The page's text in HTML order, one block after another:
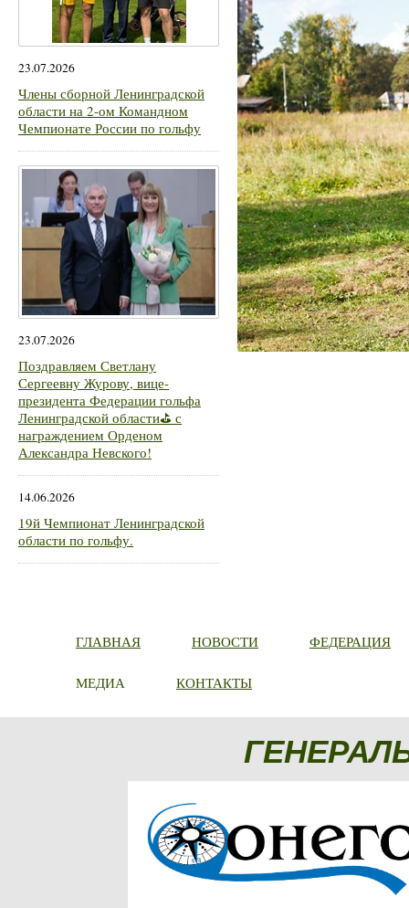
23.07.2026
Члены сборной Ленинградской
области на 2-ом Командном
Чемпионате России по гольфу
23.07.2026
Поздравляем Светлану
Сергеевну Журову, вице-
президента Федерации гольфа
Ленинградской области⛳ с
награждением Орденом
Александра Невского!
14.06.2026
19й Чемпионат Ленинградской
области по гольфу.
ГЛАВНАЯ НОВОСТИ ФЕДЕРАЦИЯ
МЕДИА КОНТАКТЫ